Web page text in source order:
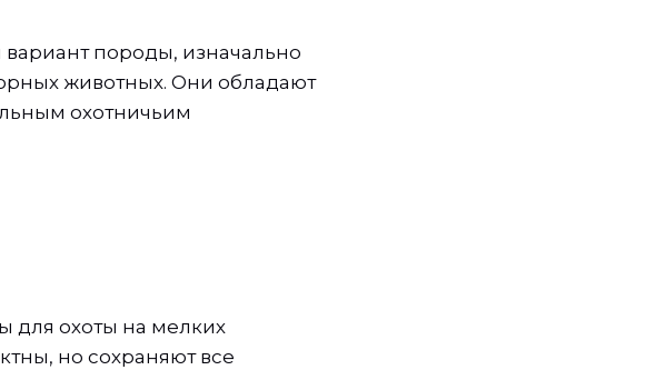
породы, изначально
животных. Они обладают
охотничьим
охоты на мелких
но сохраняют все